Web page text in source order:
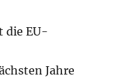
die EU-
Jahre